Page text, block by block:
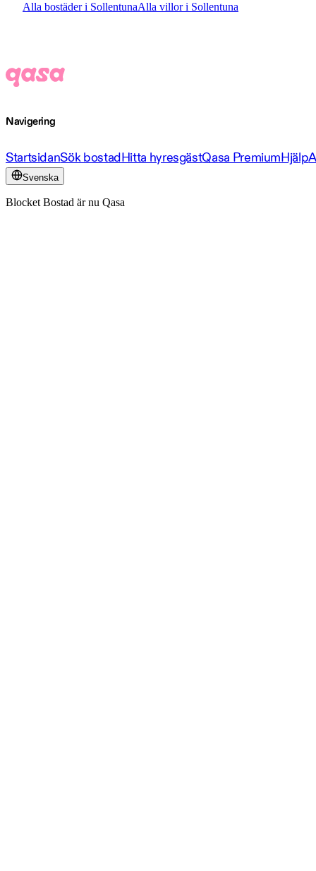
Alla bostäder i SollentunaAlla villor i Sollentuna
Navigering
StartsidanSök bostadHitta hyresgästQasa PremiumHjälp
Svenska
Blocket Bostad är nu Qasa